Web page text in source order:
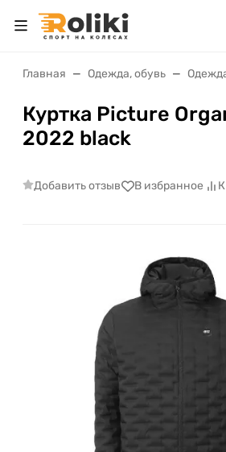
Главная Одежда, обувь
Куртка Picture
2022 black
Добавить отзыв В избранное